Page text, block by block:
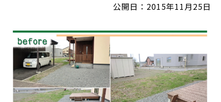
公開日：2015年11月25日